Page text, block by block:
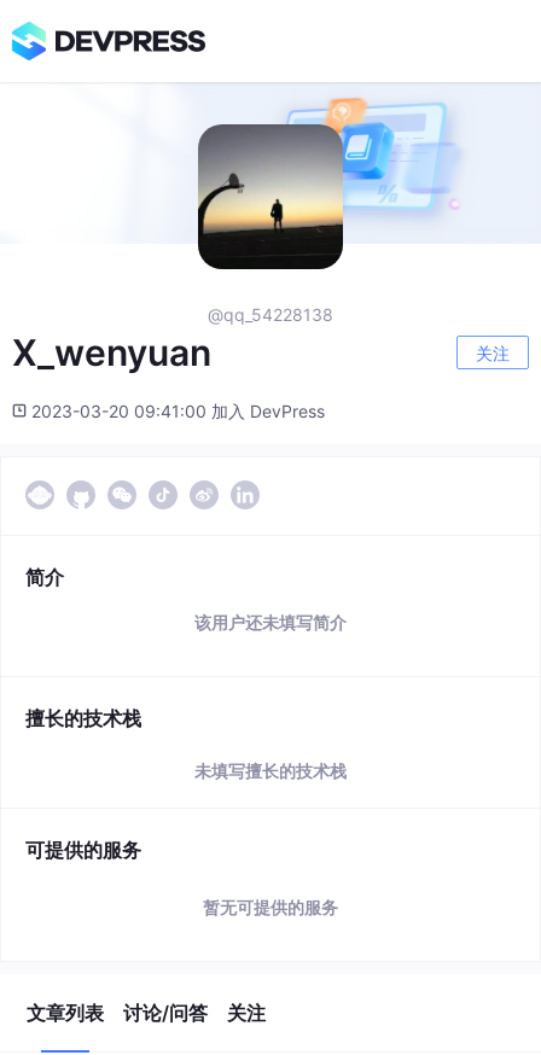
@qq_54228138
X_wenyuan 关注
2023-03-20 09:41:00 加入 DevPress
简介
该用户还未填写简介
擅长的技术栈
未填写擅长的技术栈
可提供的服务
暂无可提供的服务
文章列表 讨论/问答 关注